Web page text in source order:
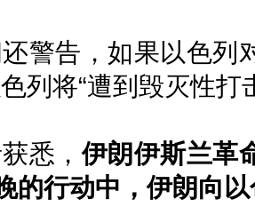
告，如果以色列
列将“遭到毁灭性打
悉，伊朗伊斯兰革
的行动中，伊朗向